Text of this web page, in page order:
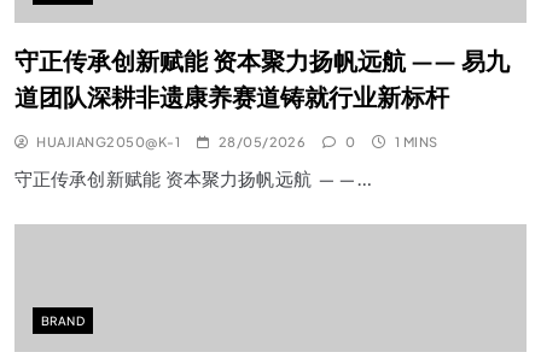
守正传承创新赋能 资本聚力扬帆远航 —— 易九
道团队深耕非遗康养赛道铸就行业新标杆
HUAJIANG2050@K-1 28/05/2026 0 1 MINS
守正传承创新赋能 资本聚力扬帆远航 ——…
BRAND